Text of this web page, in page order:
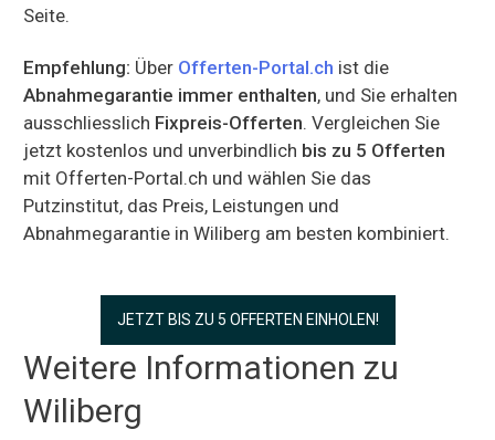
Seite.
Empfehlung: Über Offerten-Portal.ch ist die
Abnahmegarantie immer enthalten, und Sie erhalten
ausschliesslich Fixpreis-Offerten. Vergleichen Sie
jetzt kostenlos und unverbindlich bis zu 5 Offerten
mit Offerten-Portal.ch und wählen Sie das
Putzinstitut, das Preis, Leistungen und
Abnahmegarantie in Wiliberg am besten kombiniert.
JETZT BIS ZU 5 OFFERTEN EINHOLEN!
Weitere Informationen zu
Wiliberg